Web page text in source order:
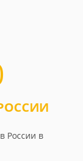
России в